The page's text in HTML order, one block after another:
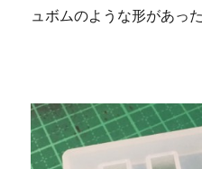
ュボムのような形があっ